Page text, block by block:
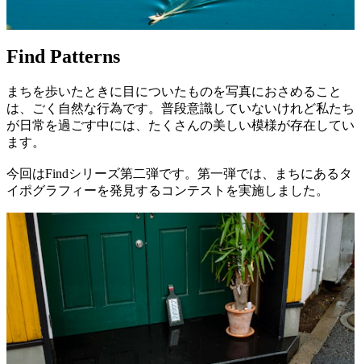
Find Patterns
まちを歩いたときに目についたものを写真におさめること
は、ごく自然な行為です。普段意識していないけれど私たち
が日常を過ごす中には、たくさんの美しい模様が存在してい
ます。
今回はFindシリーズ第二弾です。第一弾では、まちにあるタ
イポグラフィーを発見するコンテストを実施しました。